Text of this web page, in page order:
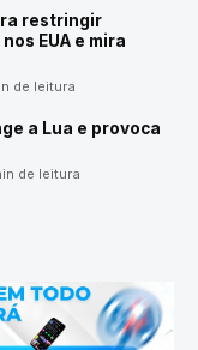
restringir
EUA e mira
de leitura
a Lua e provoca
de leitura